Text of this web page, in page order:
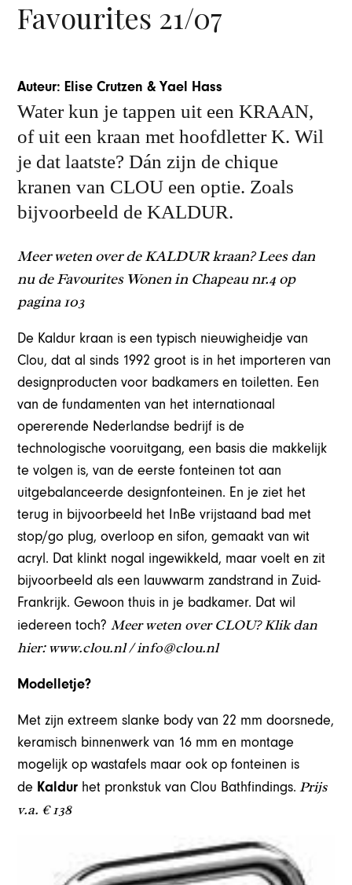
Favourites 21/07
Auteur: Elise Crutzen & Yael Hass
Water kun je tappen uit een KRAAN,
of uit een kraan met hoofdletter K. Wil
je dat laatste? Dán zijn de chique
kranen van CLOU een optie. Zoals
bijvoorbeeld de KALDUR.
Meer weten over de KALDUR kraan? Lees dan
nu de Favourites Wonen in Chapeau nr.4 op
pagina 103
De Kaldur kraan is een typisch nieuwigheidje van
Clou, dat al sinds 1992 groot is in het importeren van
designproducten voor badkamers en toiletten. Een
van de fundamenten van het internationaal
opererende Nederlandse bedrijf is de
technologische vooruitgang, een basis die makkelijk
te volgen is, van de eerste fonteinen tot aan
uitgebalanceerde designfonteinen. En je ziet het
terug in bijvoorbeeld het InBe vrijstaand bad met
stop/go plug, overloop en sifon, gemaakt van wit
acryl. Dat klinkt nogal ingewikkeld, maar voelt en zit
bijvoorbeeld als een lauwwarm zandstrand in Zuid-
Frankrijk. Gewoon thuis in je badkamer. Dat wil
iedereen toch?Meer weten over CLOU? Klik dan
hier: www.clou.nl / info@clou.nl
Modelletje?
Met zijn extreem slanke body van 22 mm doorsnede,
keramisch binnenwerk van 16 mm en montage
mogelijk op wastafels maar ook op fonteinen is
de Kaldur het pronkstuk van Clou Bathfindings. Prijs
v.a. € 138